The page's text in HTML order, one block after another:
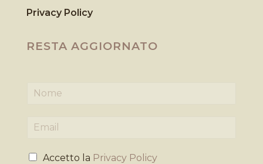
Privacy Policy
RESTA AGGIORNATO
m
iP
Accetto la Privacy Policy